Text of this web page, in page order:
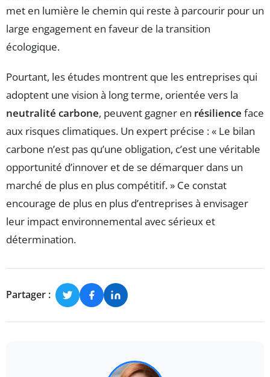
met en lumière le chemin qui reste à parcourir pour un
large engagement en faveur de la transition
écologique.
Pourtant, les études montrent que les entreprises qui
adoptent une vision à long terme, orientée vers la
neutralité carbone, peuvent gagner en résilience face
aux risques climatiques. Un expert précise : « Le bilan
carbone n’est pas qu’une obligation, c’est une véritable
opportunité d’innover et de se démarquer dans un
marché de plus en plus compétitif. » Ce constat
encourage de plus en plus d’entreprises à envisager
leur impact environnemental avec sérieux et
détermination.
Partager :